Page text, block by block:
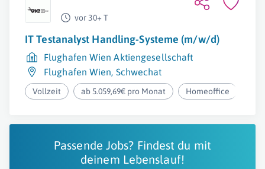
vor 30+ T
IT Testanalyst Handling-Systeme (m/w/d)
Flughafen Wien Aktiengesellschaft
Flughafen Wien, Schwechat
Vollzeit ab 5.059,69€ pro Monat Homeoffice
Passende Jobs? Findest du mit
deinem Lebenslauf!